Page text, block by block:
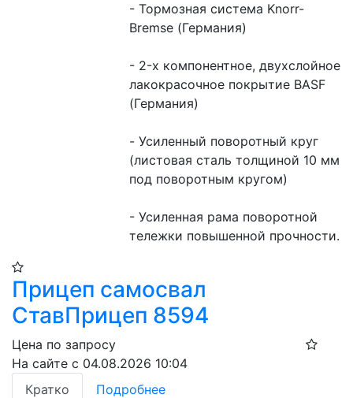
- Тормозная система Knorr-
Bremse (Германия)
- 2-х компонентное, двухслойное
лакокрасочное покрытие BASF
(Германия)
- Усиленный поворотный круг
(листовая сталь толщиной 10 мм
под поворотным кругом)
- Усиленная рама поворотной
тележки повышенной прочности.
Прицеп самосвал
СтавПрицеп 8594
Цена по запросу
На сайте с 04.08.2026 10:04
Кратко
Подробнее